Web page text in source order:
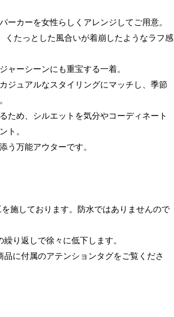
ーカーを女性らしくアレンジしてご用意。
くたっとした風合いが着崩したようなラフ感
ャーシーンにも重宝する一着。
ジュアルなスタイリングにマッチし、季節
ため、シルエットを気分やコーディネート
ト。
う万能アウターです。
施しております。防水ではありませんので
り返しで徐々に低下します。
に付属のアテンションタグをご覧くださ